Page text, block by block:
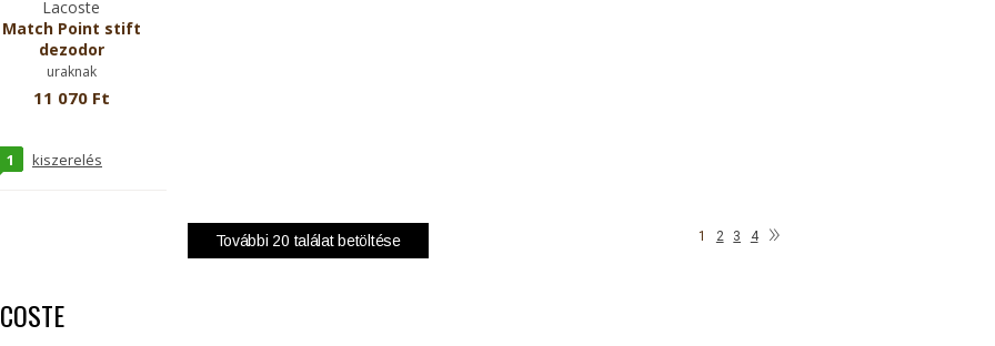
Lacoste
Match Point stift
dezodor
uraknak
11 070 Ft
1 kiszerelés
További 20 találat betöltése 1 2 3 4 »